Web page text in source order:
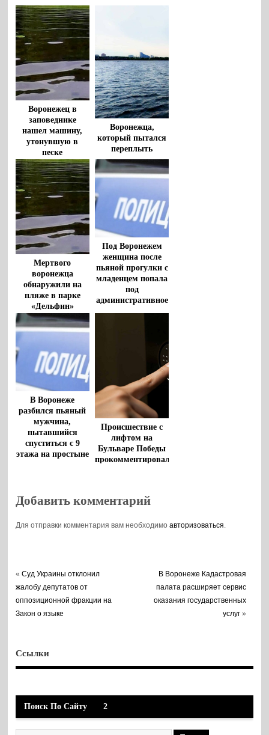
Воронежец в
заповеднике
нашел машину,
утонувшую в
песке
Воронежца,
который пытался
переплыть
водохранилище,
спасли очевидцы
Мертвого
воронежца
обнаружили на
пляже в парке
«Дельфин»
Под Воронежем
женщина после
пьяной прогулки с
младенцем попала
под
административное
В Воронеже
разбился пьяный
мужчина,
пытавшийся
спуститься с 9
этажа на простыне
Происшествие с
лифтом на
Бульваре Победы
прокомментировали
Добавить комментарий
Для отправки комментария вам необходимоавторизоваться.
«Суд Украины отклонил
жалобу депутатов от
оппозиционной фракции на
Закон о языке
В Воронеже Кадастровая
палата расширяет сервис
оказания государственных
услуг »
Ссылки
Поиск По Сайту 2